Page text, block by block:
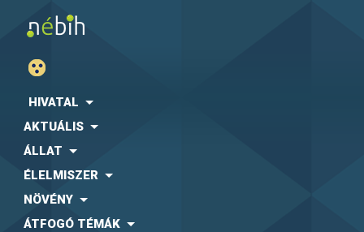
HIVATAL
AKTUÁLIS
ÁLLAT
ÉLELMISZER
NÖVÉNY
ÁTFOGÓ TÉMÁK